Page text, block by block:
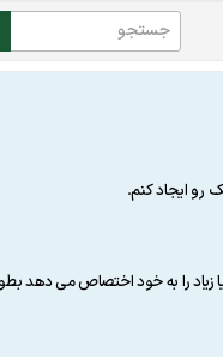
رو ایجاد کنم.